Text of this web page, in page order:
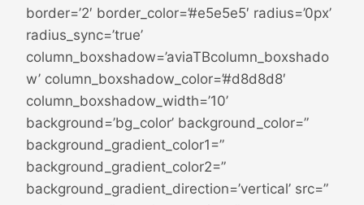
border=’2′ border_color=’#e5e5e5′ radius=’0px’
radius_sync=’true’
column_boxshadow=’aviaTBcolumn_boxshado
w’ column_boxshadow_color=’#d8d8d8′
column_boxshadow_width=’10’
background=’bg_color’ background_color=”
background_gradient_color1=”
background_gradient_color2=”
background_gradient_direction=’vertical’ src=”